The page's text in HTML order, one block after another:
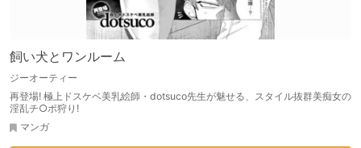
飼い犬とワンルーム
ジーオーティー
再登場! 極上ドスケベ美乳絵師・dotsuco先生が魅せる、スタイル抜群美痴女の
淫乱チ○ポ狩り!
マンガ